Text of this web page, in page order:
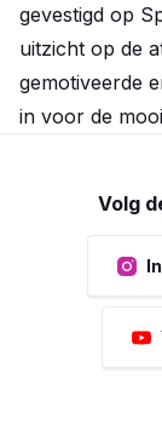
gevestigd op
uitzicht op de
gemotiveerde
in voor de
Volg